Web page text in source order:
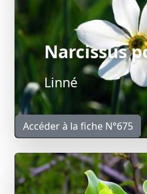
Narcissus
Linné
Accéder à la fiche N°675